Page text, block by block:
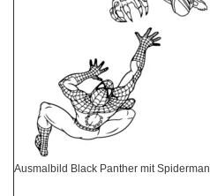
Ausmalbild Black Panther mit Spiderman